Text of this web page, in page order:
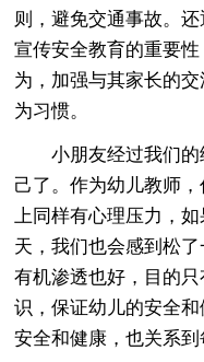
则，避免交通事故。
宣传安全教育的重要
为，加强与其家长的
为习惯。
小朋友经过我们
己了。作为幼儿教师
上同样有心理压力，
天，我们也会感到松
有机渗透也好，目的
识，保证幼儿的安全
安全和健康，也关系到